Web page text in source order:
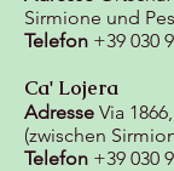
Sirmione und
Telefon +39 030
Ca' Lojera
Adresse Via
(zwischen
Telefon +39 030